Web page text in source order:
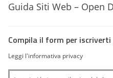
Guida Siti Web – Open
Compila il form per
Leggi l'informativa privacy